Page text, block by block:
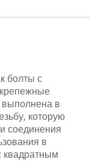
болты с
крепежные
выполнена в
которую
соединения
в
квадратным